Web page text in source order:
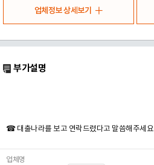
업체정보 상세보기
부가설명
☎ 대출나라를 보고 연락드렸다고 말씀해주세요
업체명